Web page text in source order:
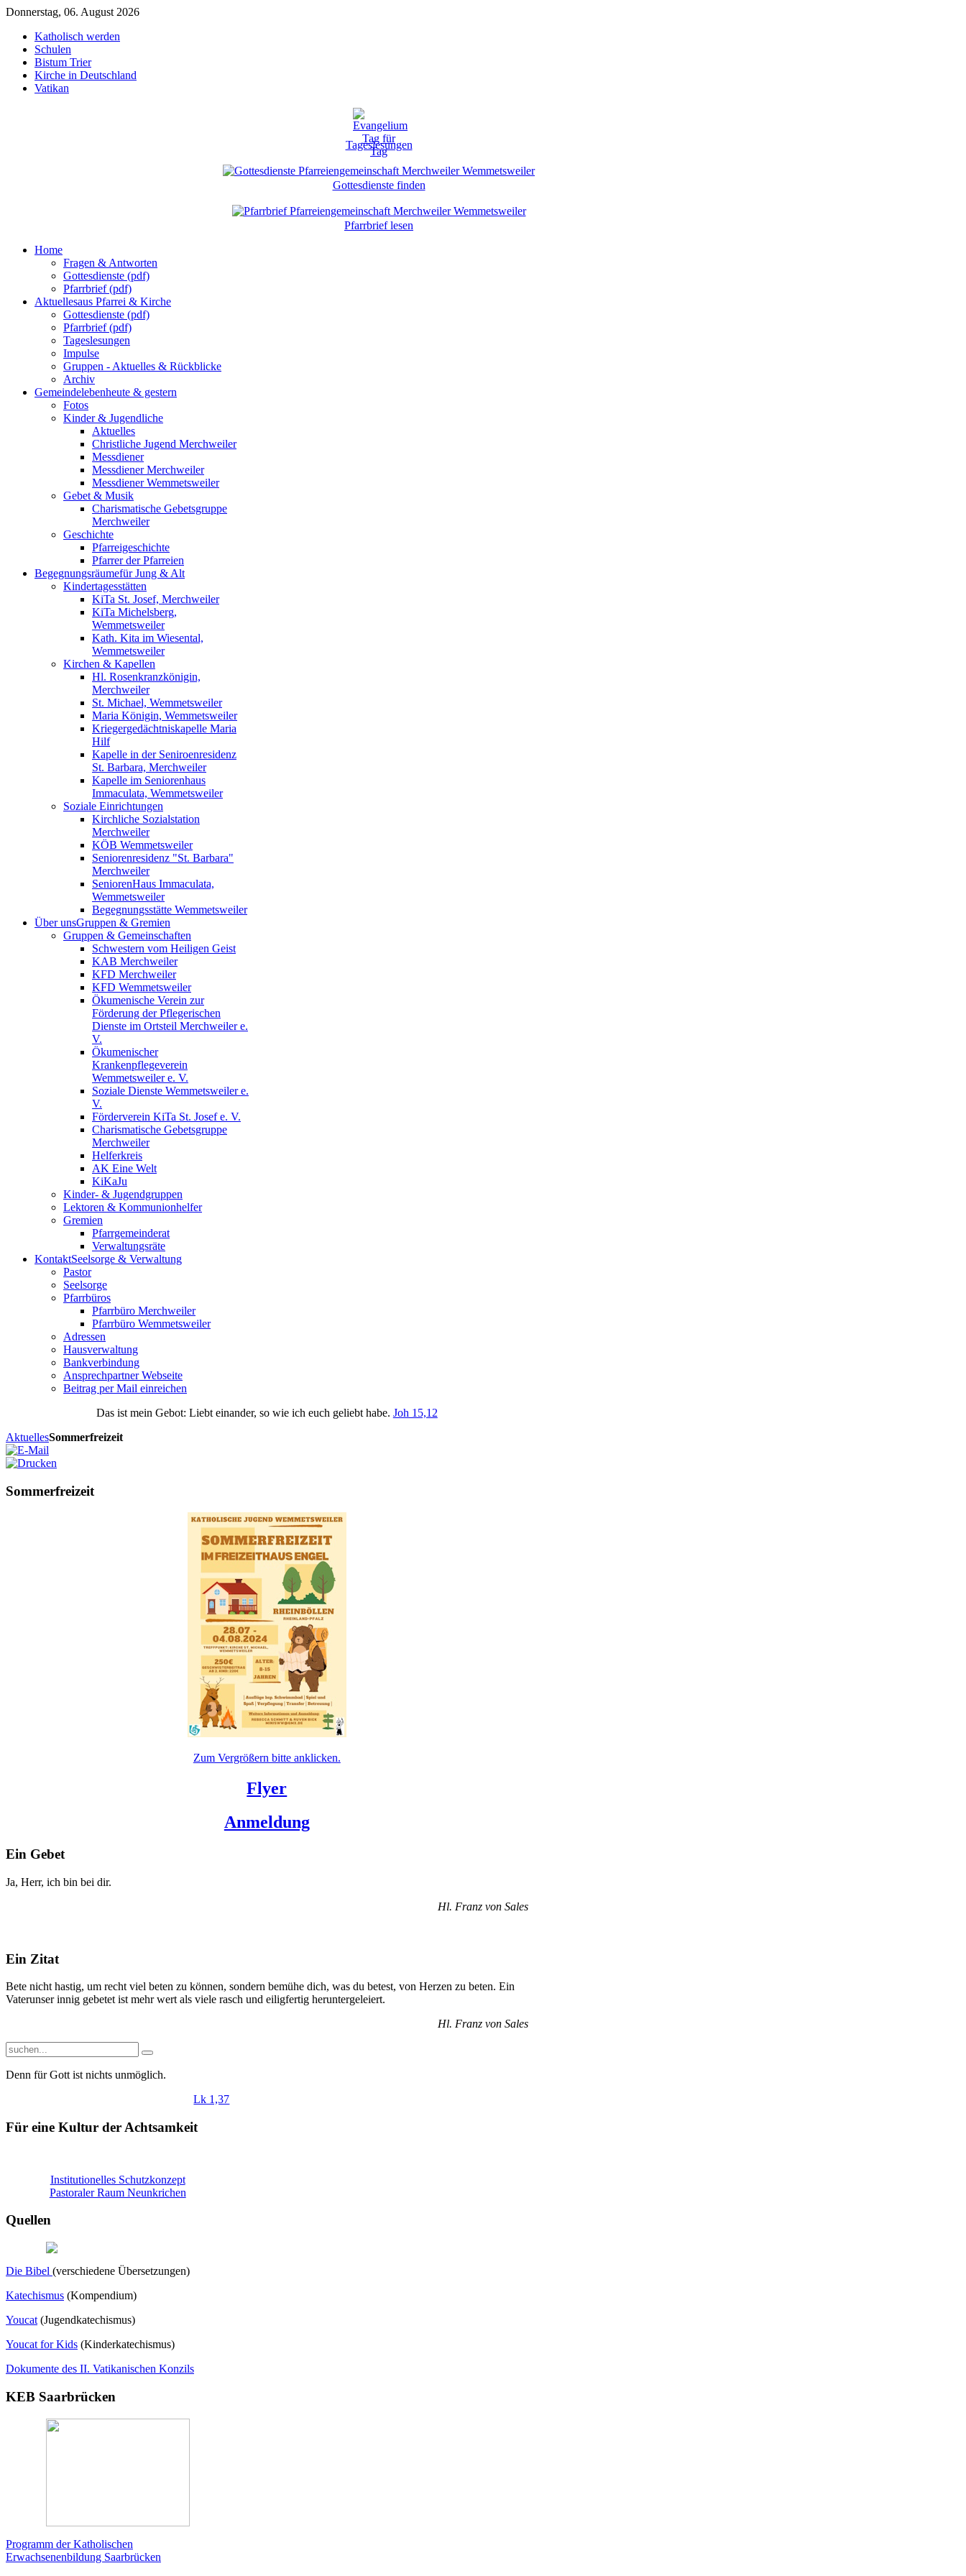
Donnerstag, 06. August 2026
Katholisch werden
Schulen
Bistum Trier
Kirche in Deutschland
Vatikan
Tageslesungen
Gottesdienste finden
Pfarrbrief lesen
Home
Fragen & Antworten
Gottesdienste (pdf)
Pfarrbrief (pdf)
Aktuellesaus Pfarrei & Kirche
Gottesdienste (pdf)
Pfarrbrief (pdf)
Tageslesungen
Impulse
Gruppen - Aktuelles & Rückblicke
Archiv
Gemeindelebenheute & gestern
Fotos
Kinder & Jugendliche
Aktuelles
Christliche Jugend Merchweiler
Messdiener
Messdiener Merchweiler
Messdiener Wemmetsweiler
Gebet & Musik
Charismatische Gebetsgruppe
Merchweiler
Geschichte
Pfarreigeschichte
Pfarrer der Pfarreien
Begegnungsräumefür Jung & Alt
Kindertagesstätten
KiTa St. Josef, Merchweiler
KiTa Michelsberg,
Wemmetsweiler
Kath. Kita im Wiesental,
Wemmetsweiler
Kirchen & Kapellen
Hl. Rosenkranzkönigin,
Merchweiler
St. Michael, Wemmetsweiler
Maria Königin, Wemmetsweiler
Kriegergedächtniskapelle Maria
Hilf
Kapelle in der Seniroenresidenz
St. Barbara, Merchweiler
Kapelle im Seniorenhaus
Immaculata, Wemmetsweiler
Soziale Einrichtungen
Kirchliche Sozialstation
Merchweiler
KÖB Wemmetsweiler
Seniorenresidenz "St. Barbara"
Merchweiler
SeniorenHaus Immaculata,
Wemmetsweiler
Begegnungsstätte Wemmetsweiler
Über unsGruppen & Gremien
Gruppen & Gemeinschaften
Schwestern vom Heiligen Geist
KAB Merchweiler
KFD Merchweiler
KFD Wemmetsweiler
Ökumenische Verein zur
Förderung der Pflegerischen
Dienste im Ortsteil Merchweiler e.
V.
Ökumenischer
Krankenpflegeverein
Wemmetsweiler e. V.
Soziale Dienste Wemmetsweiler e.
V.
Förderverein KiTa St. Josef e. V.
Charismatische Gebetsgruppe
Merchweiler
Helferkreis
AK Eine Welt
KiKaJu
Kinder- & Jugendgruppen
Lektoren & Kommunionhelfer
Gremien
Pfarrgemeinderat
Verwaltungsräte
KontaktSeelsorge & Verwaltung
Pastor
Seelsorge
Pfarrbüros
Pfarrbüro Merchweiler
Pfarrbüro Wemmetsweiler
Adressen
Hausverwaltung
Bankverbindung
Ansprechpartner Webseite
Beitrag per Mail einreichen
Das ist mein Gebot: Liebt einander, so wie ich euch geliebt habe. Joh 15,12
AktuellesSommerfreizeit
Sommerfreizeit
Zum Vergrößern bitte anklicken.
Flyer
Anmeldung
Ein Gebet
Ja, Herr, ich bin bei dir.
Hl. Franz von Sales
Ein Zitat
Bete nicht hastig, um recht viel beten zu können, sondern bemühe dich, was du betest, von Herzen zu beten. Ein
Vaterunser innig gebetet ist mehr wert als viele rasch und eiligfertig heruntergeleiert.
Hl. Franz von Sales
Denn für Gott ist nichts unmöglich.
Lk 1,37
Für eine Kultur der Achtsamkeit
Institutionelles Schutzkonzept
Pastoraler Raum Neunkrichen
Quellen
Die Bibel (verschiedene Übersetzungen)
Katechismus (Kompendium)
Youcat (Jugendkatechismus)
Youcat for Kids (Kinderkatechismus)
Dokumente des II. Vatikanischen Konzils
KEB Saarbrücken
Programm der Katholischen
Erwachsenenbildung Saarbrücken